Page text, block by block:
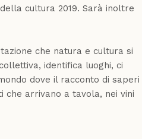
cultura 2019. Sarà inoltre
che natura e cultura si
identifica luoghi, ci
dove il racconto di saperi
che arrivano a tavola, nei vini